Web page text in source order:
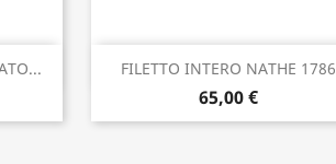
FILETTO INTERO NATHE 1786
65,00 €
Anteprima